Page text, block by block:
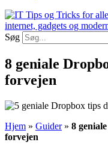
Søg
8 geniale
forvejen
Hjem » Guider» 8
forvejen